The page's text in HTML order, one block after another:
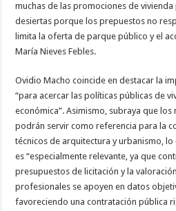
muchas de las promociones de
desiertas porque los prepuestos no
limita la oferta de parque público y el
María Nieves Febles.
Ovidio Macho coincide en destacar la
“para acercar las políticas públicas de
económica”. Asimismo, subraya que
podrán servir como referencia para la
técnicos de arquitectura y urbanismo,
es “especialmente relevante, ya que
presupuestos de licitación y la
profesionales se apoyen en datos
favoreciendo una contratación pública